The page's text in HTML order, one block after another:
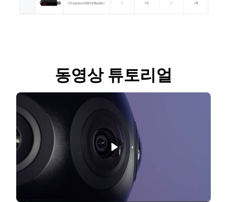
동영상 튜토리얼